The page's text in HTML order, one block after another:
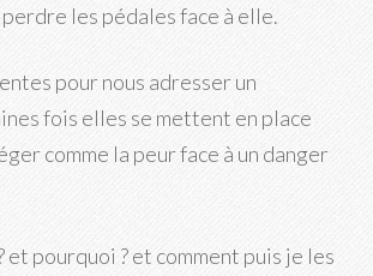
les pédales face à elle.
pour nous adresser un
fois elles se mettent en place
comme la peur face à un danger
et pourquoi ? et comment puis je les